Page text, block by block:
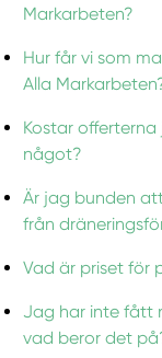
Markarbeten?
Hur får vi som
Alla
Kostar
något?
Är jag bunden
från
Vad är priset för
Jag har inte fått
vad beror det